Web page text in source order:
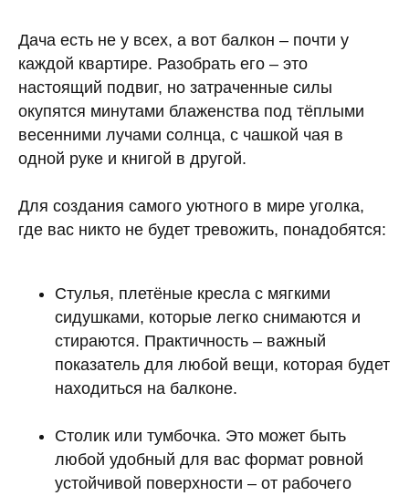
Дача есть не у всех, а вот балкон – почти у
каждой квартире. Разобрать его – это
настоящий подвиг, но затраченные силы
окупятся минутами блаженства под тёплыми
весенними лучами солнца, с чашкой чая в
одной руке и книгой в другой.
Для создания самого уютного в мире уголка,
где вас никто не будет тревожить, понадобятся:
Стулья, плетёные кресла с мягкими
сидушками, которые легко снимаются и
стираются. Практичность – важный
показатель для любой вещи, которая будет
находиться на балконе.
Столик или тумбочка. Это может быть
любой удобный для вас формат ровной
устойчивой поверхности – от рабочего